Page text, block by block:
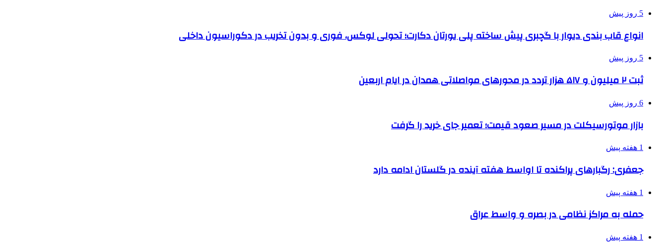
5 روز پیش
انواع قاب بندی دیوار با گچبری پیش ساخته پلی یورتان دکارت؛ تحولی لوکس، فوری و بدون تخریب در دکوراسیون داخلی
5 روز پیش
ثبت ۲ میلیون و ۵۱۷ هزار تردد در محورهای مواصلاتی همدان در ایام اربعین
6 روز پیش
بازار موتورسیکلت در مسیر صعود قیمت؛ تعمیر جای خرید را گرفت
1 هفته پیش
جعفری: رگبارهای پراکنده تا اواسط هفته آینده در گلستان ادامه دارد
1 هفته پیش
حمله به مراکز نظامی در بصره و واسط عراق
1 هفته پیش